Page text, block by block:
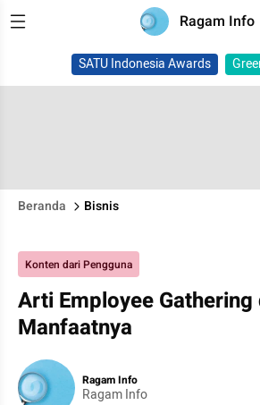
Ragam Info
SATU Indonesia Awards
Beranda Bisnis
Konten dari Pengguna
Arti Employee Gathering
Manfaatnya
Ragam Info
Ragam Info